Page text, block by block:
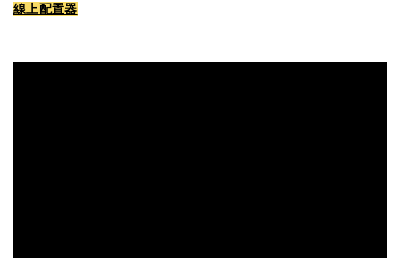
線上配置器